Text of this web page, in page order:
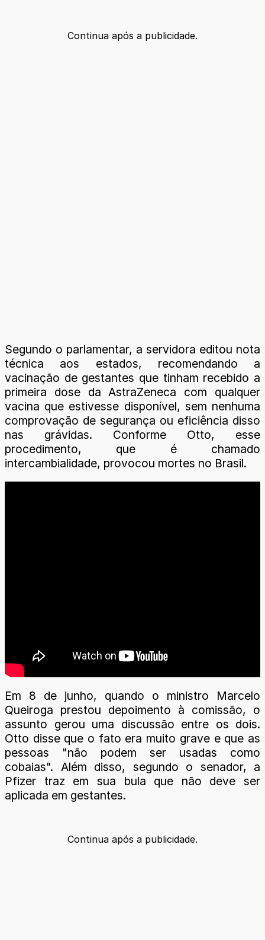
Continua após a publicidade.
Segundo o parlamentar, a servidora editou nota
técnica aos estados, recomendando a
vacinação de gestantes que tinham recebido a
primeira dose da AstraZeneca com qualquer
vacina que estivesse disponível, sem nenhuma
comprovação de segurança ou eficiência disso
nas grávidas. Conforme Otto, esse
procedimento, que é chamado
intercambialidade, provocou mortes no Brasil.
Em 8 de junho, quando o ministro Marcelo
Queiroga prestou depoimento à comissão, o
assunto gerou uma discussão entre os dois.
Otto disse que o fato era muito grave e que as
pessoas "não podem ser usadas como
cobaias". Além disso, segundo o senador, a
Pfizer traz em sua bula que não deve ser
aplicada em gestantes.
Continua após a publicidade.